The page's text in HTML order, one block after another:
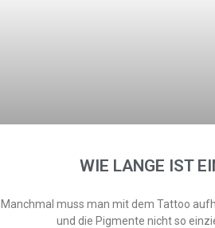
WIE LANGE IST
Manchmal muss man mit dem Tattoo
und die Pigmente nicht so